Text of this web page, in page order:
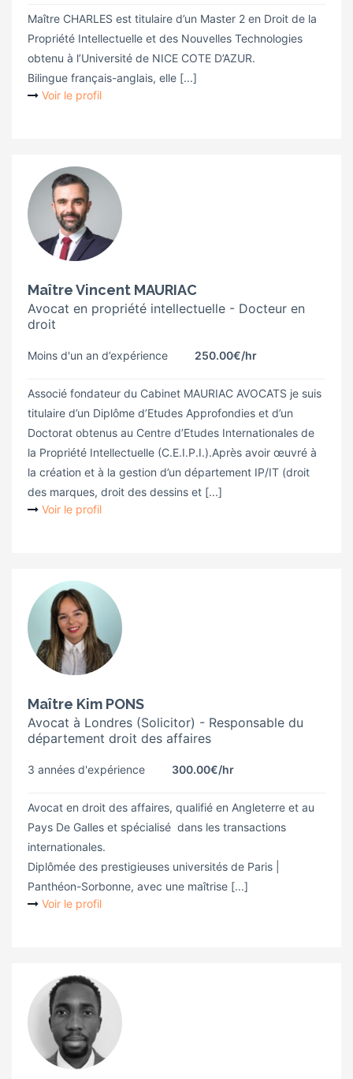
Maître CHARLES est titulaire d’un Master 2 en Droit de la
Propriété Intellectuelle et des Nouvelles Technologies
obtenu à l’Université de NICE COTE D’AZUR.
Bilingue français-anglais, elle [...]
Voir le profil
Maître Vincent MAURIAC
Avocat en propriété intellectuelle - Docteur en
droit
Moins d'un an d’expérience 250.00€/hr
Associé fondateur du Cabinet MAURIAC AVOCATS je suis
titulaire d’un Diplôme d’Etudes Approfondies et d’un
Doctorat obtenus au Centre d’Etudes Internationales de
la Propriété Intellectuelle (C.E.I.P.I.).Après avoir œuvré à
la création et à la gestion d’un département IP/IT (droit
des marques, droit des dessins et [...]
Voir le profil
Maître Kim PONS
Avocat à Londres (Solicitor) - Responsable du
département droit des affaires
3 années d'expérience 300.00€/hr
Avocat en droit des affaires, qualifié en Angleterre et au
Pays De Galles et spécialisé dans les transactions
internationales.
Diplômée des prestigieuses universités de Paris |
Panthéon-Sorbonne, avec une maîtrise [...]
Voir le profil